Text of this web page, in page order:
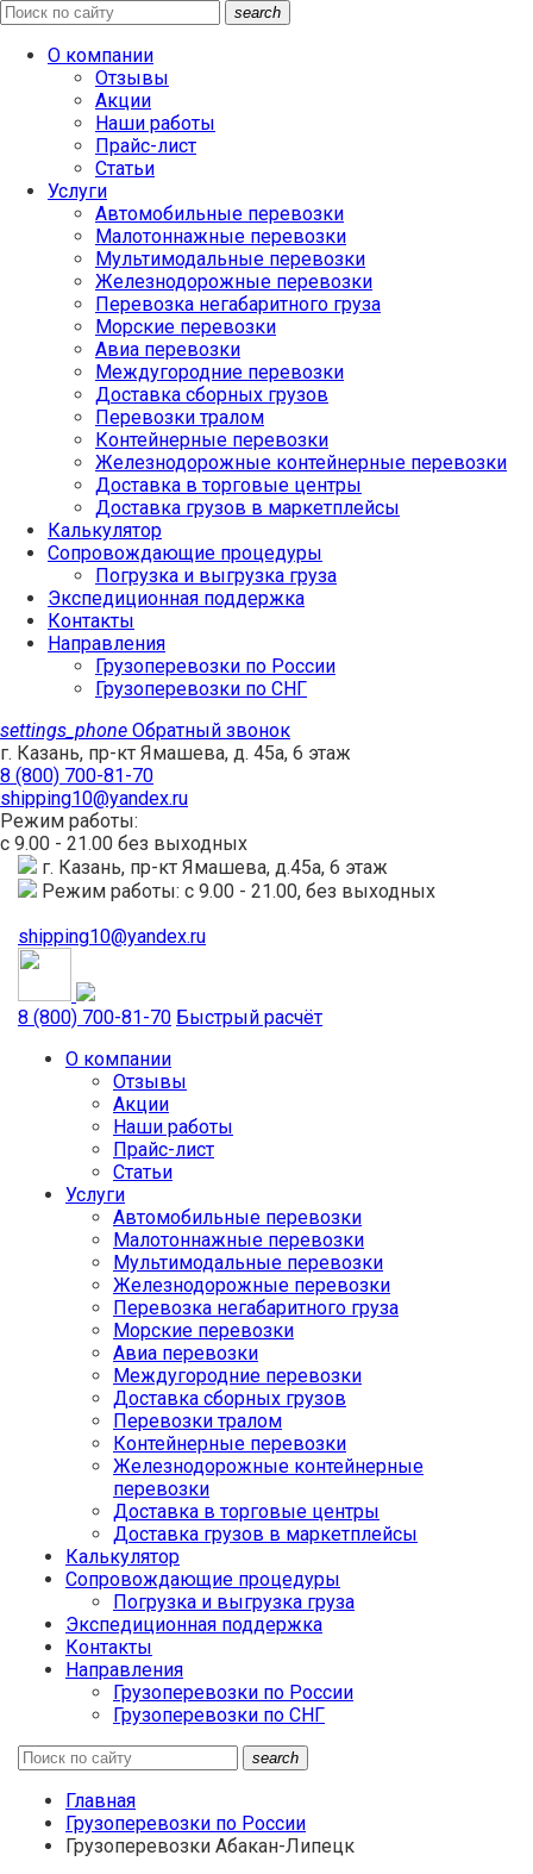
search
О компании
Отзывы
Акции
Наши работы
Прайс-лист
Статьи
Услуги
Автомобильные перевозки
Малотоннажные перевозки
Мультимодальные перевозки
Железнодорожные перевозки
Перевозка негабаритного груза
Морские перевозки
Авиа перевозки
Междугородние перевозки
Доставка сборных грузов
Перевозки тралом
Контейнерные перевозки
Железнодорожные контейнерные перевозки
Доставка в торговые центры
Доставка грузов в маркетплейсы
Калькулятор
Сопровождающие процедуры
Погрузка и выгрузка груза
Экспедиционная поддержка
Контакты
Направления
Грузоперевозки по России
Грузоперевозки по СНГ
settings_phone Обратный звонок
г. Казань, пр-кт Ямашева, д. 45а, 6 этаж
8 (800) 700-81-70
shipping10@yandex.ru
Режим работы:
с 9.00 - 21.00 без выходных
г. Казань, пр-кт Ямашева, д.45а, 6 этаж
Режим работы: с 9.00 - 21.00, без выходных
shipping10@yandex.ru
8 (800) 700-81-70 Быстрый расчёт
О компании
Отзывы
Акции
Наши работы
Прайс-лист
Статьи
Услуги
Автомобильные перевозки
Малотоннажные перевозки
Мультимодальные перевозки
Железнодорожные перевозки
Перевозка негабаритного груза
Морские перевозки
Авиа перевозки
Междугородние перевозки
Доставка сборных грузов
Перевозки тралом
Контейнерные перевозки
Железнодорожные контейнерные
перевозки
Доставка в торговые центры
Доставка грузов в маркетплейсы
Калькулятор
Сопровождающие процедуры
Погрузка и выгрузка груза
Экспедиционная поддержка
Контакты
Направления
Грузоперевозки по России
Грузоперевозки по СНГ
search
Главная
Грузоперевозки по России
Грузоперевозки Абакан-Липецк